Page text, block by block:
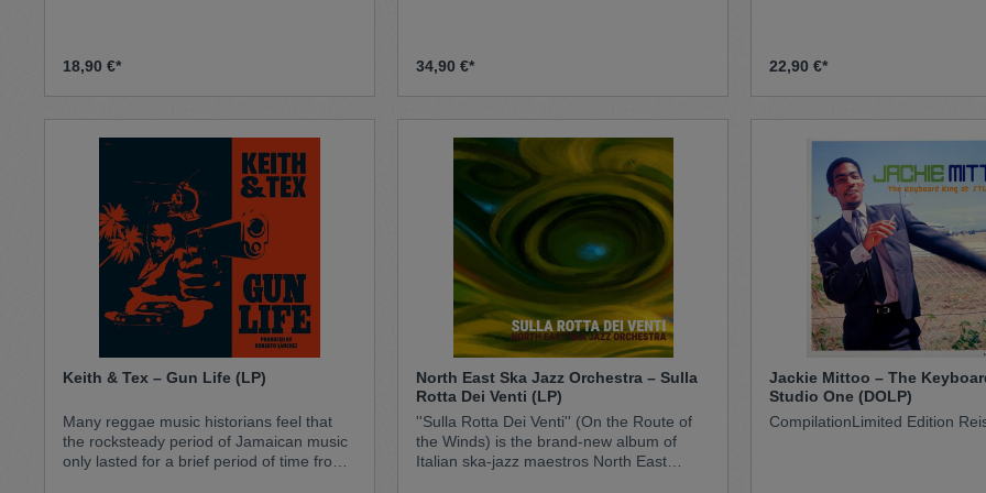
18,90 €* 34,90 €* 22,90 €*
Keith & Tex – Gun Life (LP)
Many reggae music historians feel that
the rocksteady period of Jamaican music
only lasted for a brief period of time from
North East Ska Jazz Orchestra – Sulla
Rotta Dei Venti (LP)
''Sulla Rotta Dei Venti'' (On the Route of
the Winds) is the brand-new album of
Italian ska-jazz maestros North East
Jackie Mittoo – The
Studio One (DOLP)
CompilationLimited Edition